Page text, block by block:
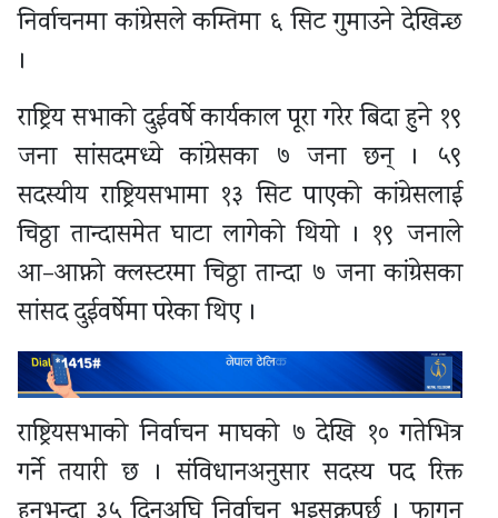
निर्वाचनमा कांग्रेसले कम्तिमा ६ सिट गुमाउने देखिन्छ
।
राष्ट्रिय सभाको दुईवर्षे कार्यकाल पूरा गरेर बिदा हुने १९
जना सांसदमध्ये कांग्रेसका ७ जना छन् । ५९
सदस्यीय राष्ट्रियसभामा १३ सिट पाएको कांग्रेसलाई
चिठ्ठा तान्दासमेत घाटा लागेको थियो । १९ जनाले
आ–आफ्नो क्लस्टरमा चिठ्ठा तान्दा ७ जना कांग्रेसका
सांसद दुईवर्षेमा परेका थिए ।
राष्ट्रियसभाको निर्वाचन माघको ७ देखि १० गतेभित्र
गर्ने तयारी छ । संविधानअनुसार सदस्य पद रिक्त